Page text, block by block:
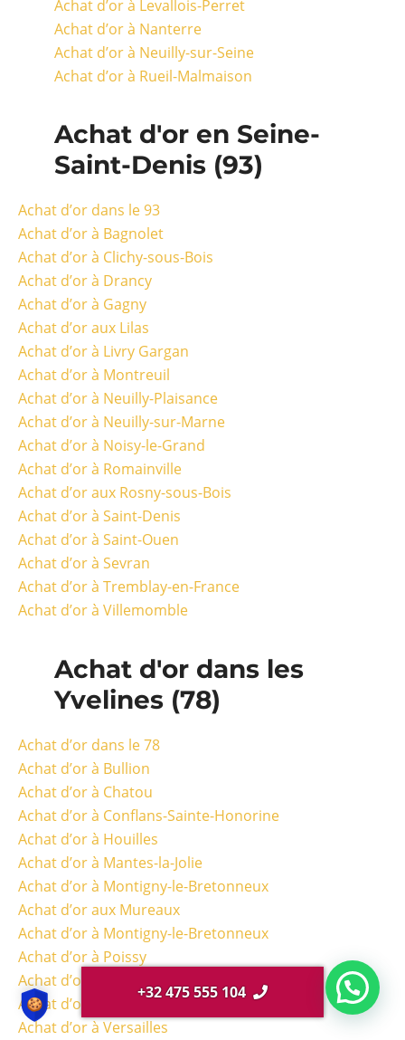
Achat d’or à Levallois-Perret
Achat d’or à Nanterre
Achat d’or à Neuilly-sur-Seine
Achat d’or à Rueil-Malmaison
Achat d'or en Seine-
Saint-Denis (93)
Achat d’or dans le 93
Achat d’or à Bagnolet
Achat d’or à Clichy-sous-Bois
Achat d’or à Drancy
Achat d’or à Gagny
Achat d’or aux Lilas
Achat d’or à Livry Gargan
Achat d’or à Montreuil
Achat d’or à Neuilly-Plaisance
Achat d’or à Neuilly-sur-Marne
Achat d’or à Noisy-le-Grand
Achat d’or à Romainville
Achat d’or aux Rosny-sous-Bois
Achat d’or à Saint-Denis
Achat d’or à Saint-Ouen
Achat d’or à Sevran
Achat d’or à Tremblay-en-France
Achat d’or à Villemomble
Achat d'or dans les
Yvelines (78)
Achat d’or dans le 78
Achat d’or à Bullion
Achat d’or à Chatou
Achat d’or à Conflans-Sainte-Honorine
Achat d’or à Houilles
Achat d’or à Mantes-la-Jolie
Achat d’or à Montigny-le-Bretonneux
Achat d’or aux Mureaux
Achat d’or à Montigny-le-Bretonneux
Achat d’or à Poissy
Achat d’or à Rambouillet
Achat d’or à Saint-Germain-en-Laye
Achat d’or à Versailles
+32 475 555 104